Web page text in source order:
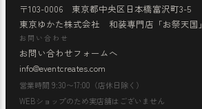
〒103-0006 東京都中央区日本橋富沢町3-5
東京ゆかた株式会社 和装専門店「お祭天国」
お問い合わせ
お問い合わせフォームへ
info@eventcreates.com
営業時間 9:30〜17:00（店休日除く）
WEBショップのため実店舗はございません